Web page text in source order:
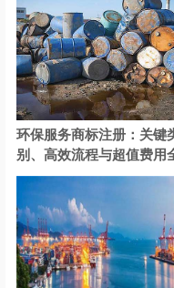
服装商标注册
干果商标注册
罐头商标注册
工具商标注册
海鲜商标注册
行业商标注册
航空航天装备商标
环保服务商标注册：关键
别、高效流程与超值费用
析